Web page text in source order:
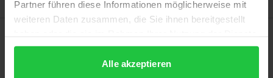
Partner führen diese Informationen möglicherweise mit
weiteren Daten zusammen, die Sie ihnen bereitgestellt
gesammelt haben.
Alle akzeptieren
A municipality may charge a water supplier a